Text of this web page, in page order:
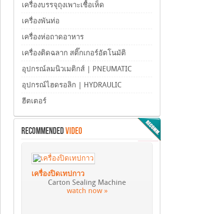
เครื่องบรรจุถุงเพาะเชื้อเห็ด
เครื่องพันท่อ
เครื่องห่อถาดอาหาร
เครื่องติดฉลาก สติ๊กเกอร์อัตโนมัติ
อุปกรณ์ลมนิวเมติกส์ | PNEUMATIC
อุปกรณ์ไฮดรอลิก | HYDRAULIC
ฮีตเตอร์
RECOMMENDEDVIDEO
เครื่องปิดเทปกาว
Carton Sealing Machine
watch now »